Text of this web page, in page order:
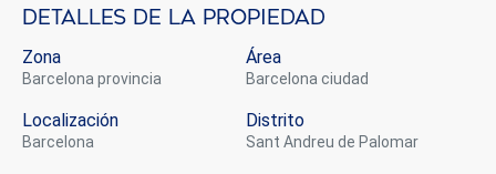
Detalles de la propiedad
Zona
Barcelona provincia
Área
Barcelona ciudad
Localización
Barcelona
Distrito
Sant Andreu de Palomar
sobre las preferencias y elecciones personales del usuario
navegación. Gracias a ellas, podemos conocer los hábitos
de navegación en el sitio web y mostrar publicidad
relacionada con el perfil de navegación del usuario.